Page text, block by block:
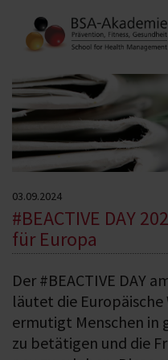
03.09.2024
#BEACTIVE DAY
für Europa
Der #BEACTIVE DAY
läutet die Europäische
ermutigt Menschen in
zu betätigen und die